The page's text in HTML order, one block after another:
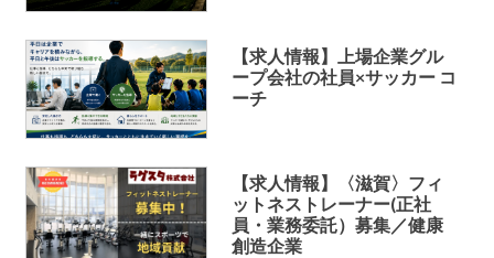
【求人情報】上場企業グル
ープ会社の社員×サッカー コ
ーチ
【求人情報】〈滋賀〉フィ
ットネストレーナー(正社
員・業務委託）募集／健康
創造企業